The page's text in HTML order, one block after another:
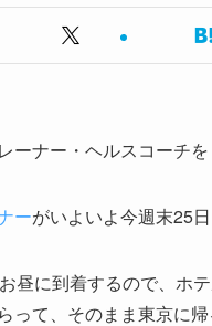
ーナー・ヘルスコーチ
ーがいよいよ今週末25
昼に到着するので、ホ
って、そのまま東京に